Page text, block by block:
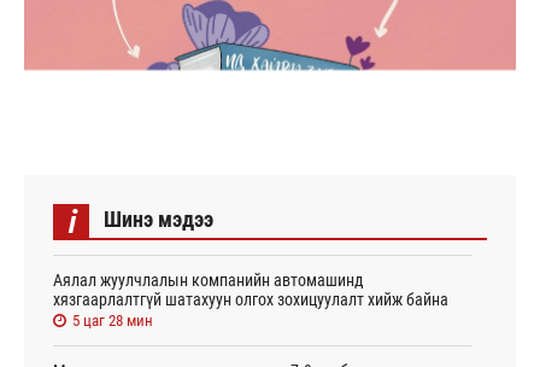
i Шинэ мэдээ
Аялал жуулчлалын компанийн автомашинд
хязгаарлалтгүй шатахуун олгох зохицуулалт хийж байна
5 цаг 28 мин